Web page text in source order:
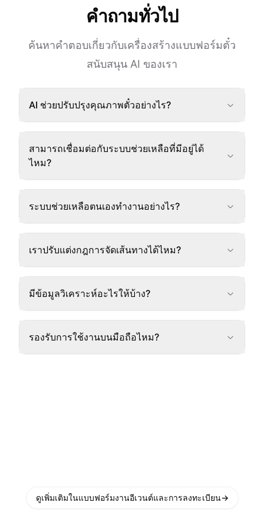
คำถามทั่วไป
ค้นหาคำตอบเกี่ยวกับเครื่องสร้างแบบฟอร์มตั๋ว
สนับสนุน AI ของเรา
AI ช่วยปรับปรุงคุณภาพตั๋วอย่างไร?
สามารถเชื่อมต่อกับระบบช่วยเหลือที่มีอยู่ได้
ไหม?
ระบบช่วยเหลือตนเองทำงานอย่างไร?
เราปรับแต่งกฎการจัดเส้นทางได้ไหม?
มีข้อมูลวิเคราะห์อะไรให้บ้าง?
รองรับการใช้งานบนมือถือไหม?
ดูเพิ่มเติมในแบบฟอร์มงานอีเวนต์และการลงทะเบียน→